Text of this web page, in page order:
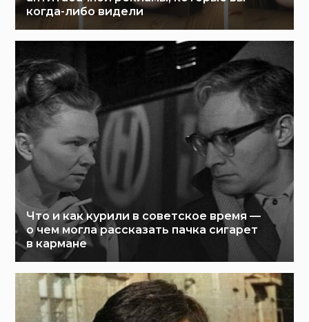
когда-либо видели
Что и как курили в советское время —
о чем могла рассказать пачка сигарет
в кармане